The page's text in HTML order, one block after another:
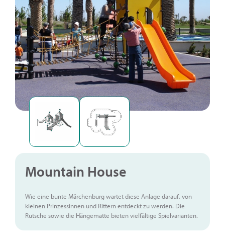
Mountain House
Wie eine bunte Märchenburg wartet diese Anlage darauf, von
kleinen Prinzessinnen und Rittern entdeckt zu werden. Die
Rutsche sowie die Hängematte bieten vielfältige Spielvarianten.